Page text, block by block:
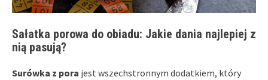
Sałatka porowa do obiadu: Jakie dania najlepiej z
nią pasują?
Surówka z pora jest wszechstronnym dodatkiem, który